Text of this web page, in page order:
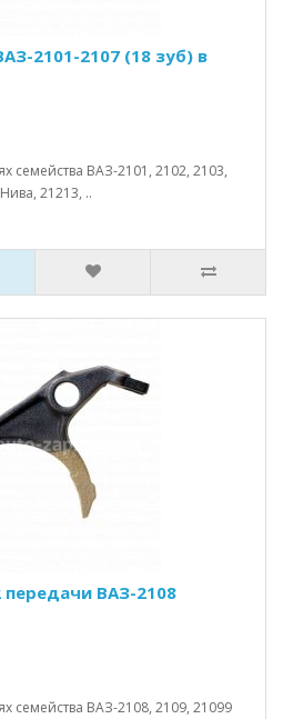
2101-2107 (18 зуб) в
семейства ВАЗ-2101, 2102, 2103,
21213, ..
ВАЗ-2108
семейства ВАЗ-2108, 2109, 21099